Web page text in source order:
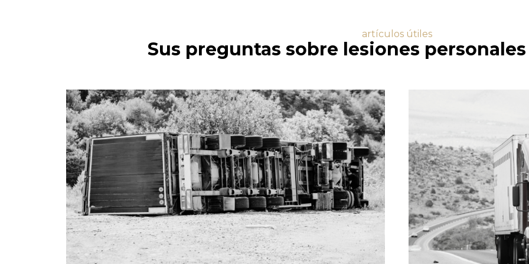
artículos útiles
Sus preguntas sobre lesiones